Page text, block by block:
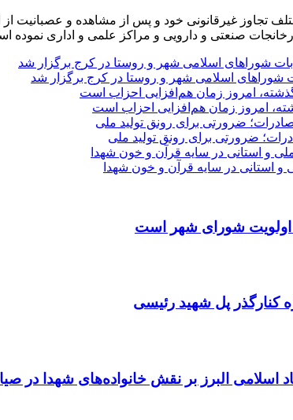
تجاوز غیرقانونی خود و پس از مشاهده و عصبانیت
صنعتی و دارویی و مراکز علمی و اداری نموده
شوراهای اسلامی شهر و روستا در کرج برگزار شد
امروز زمان هم‌افزایی احزاب است
ضرورتی برای رونق تولید ملی
استانی در سایه قرآن و خون شهدا
شورای شهر است
کنارگذر پل شهید رئیسی
اسلامی البرز بر نقش خانواده‌های شهدا در